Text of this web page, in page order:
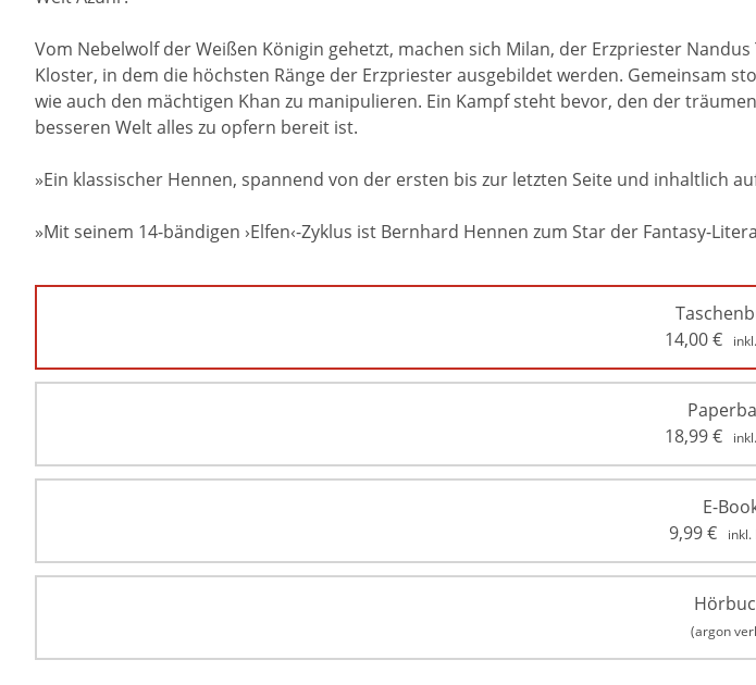
Vom Nebelwolf der Weißen Königin gehetzt, machen sich Milan, der Erzpriester
Kloster, in dem die höchsten Ränge der Erzpriester ausgebildet werden. Gemeinsam
wie auch den mächtigen Khan zu manipulieren. Ein Kampf steht bevor, den der
besseren Welt alles zu opfern bereit ist.
»Ein klassischer Hennen, spannend von der ersten bis zur letzten Seite und inhaltlich
»Mit seinem 14-bändigen ›Elfen‹-Zyklus ist Bernhard Hennen zum Star der Fantasy-
14,00€
18,99€
E-
9,99€ inkl.
(argon